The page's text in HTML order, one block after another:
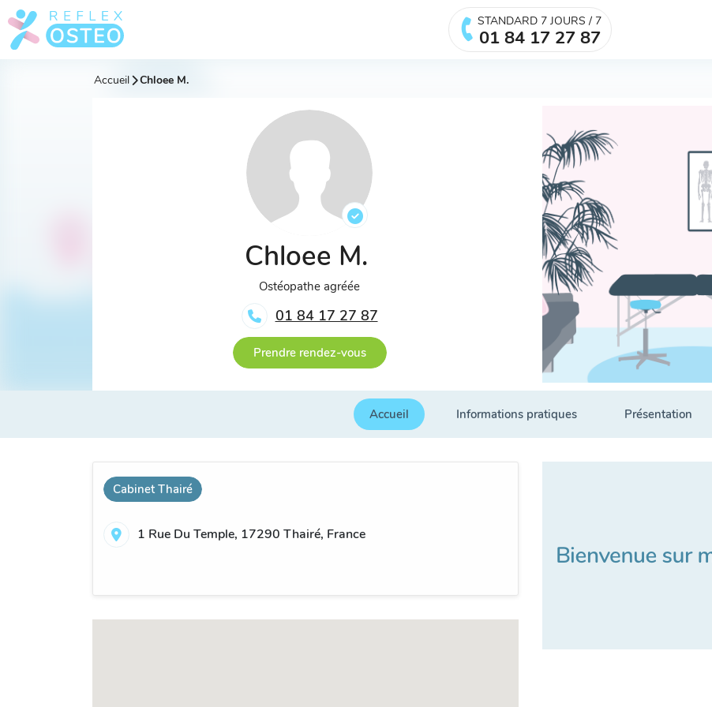
STANDARD 7 JOURS / 7
01 84 17 27 87
Accueil Chloee M.
Chloee M.
Ostéopathe agréée
01 84 17 27 87
Prendre rendez-vous
Accueil Informations pratiques Présentation
Cabinet Thairé
1 Rue Du Temple, 17290 Thairé, France